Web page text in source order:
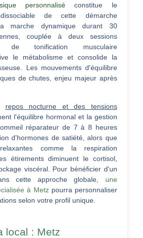
personnalisé constitue le
de cette démarche
marche dynamique durant 30
couplée à deux sessions
de tonification musculaire
le métabolisme et consolide la
Les mouvements d'équilibre
de chutes, enjeu majeur après
repos nocturne et des tensions
l'équilibre hormonal et la gestion
réparateur de 7 à 8 heures
d'hormones de satiété, alors que
comme la respiration
étirements diminuent le cortisol,
viscéral. Pour bénéficier d'un
cette approche globale, une
à Metzpourra personnaliser
selon votre profil unique.
local : Metz